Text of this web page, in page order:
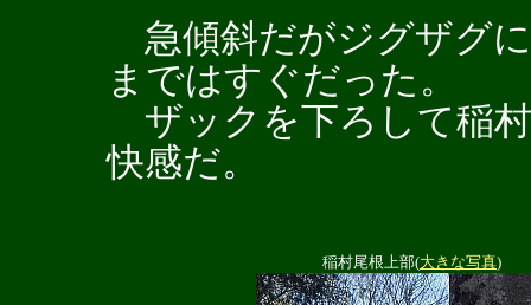
急傾斜だがジグザグ
まではすぐだった。
ザックを下ろして稲
快感だ。
稲村尾根上部(大きな写真)